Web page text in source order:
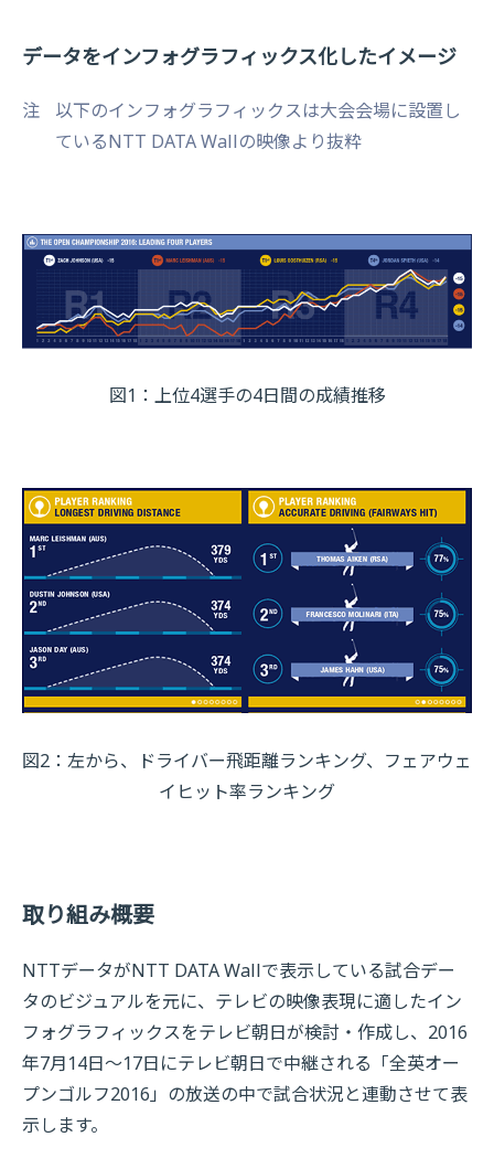
データをインフォグラフィックス化したイメージ
注
以下のインフォグラフィックスは大会会場に設置し
ているNTT DATA Wallの映像より抜粋
図1：上位4選手の4日間の成績推移
図2：左から、ドライバー飛距離ランキング、フェアウェ
イヒット率ランキング
取り組み概要
NTTデータがNTT DATA Wallで表示している試合デー
タのビジュアルを元に、テレビの映像表現に適したイン
フォグラフィックスをテレビ朝日が検討・作成し、2016
年7月14日～17日にテレビ朝日で中継される「全英オー
プンゴルフ2016」の放送の中で試合状況と連動させて表
示します。